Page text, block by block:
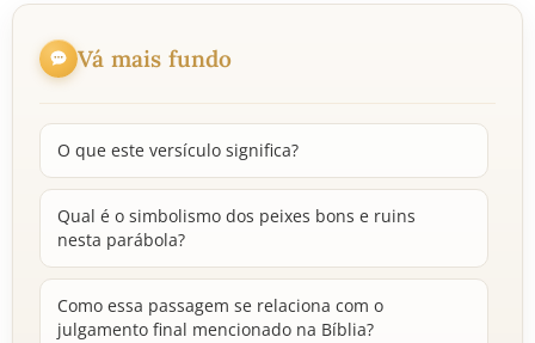
Vá mais fundo
O que este versículo significa?
Qual é o simbolismo dos peixes bons e ruins
nesta parábola?
Como essa passagem se relaciona com o
julgamento final mencionado na Bíblia?